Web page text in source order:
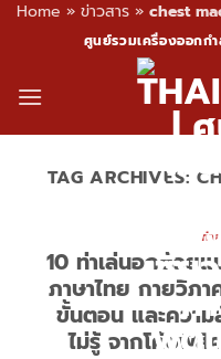
Home » ข่าวสาร » chest
content
ศูนย์รวมเครื่องออกก
TAG ARCHIVES:
ท่า
10 ท่าเล่นอกด้วย
ภาษาไทย กายวิภ
ขั้นตอน และควา
ไม่รู้ จากโค้ชฟิ